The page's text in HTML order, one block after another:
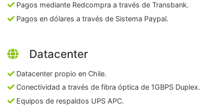
Pagos mediante Redcompra a través de Transbank.
Pagos en dólares a través de Sistema Paypal.
Datacenter
Datacenter propio en Chile.
Conectividad a través de fibra óptica de 1GBPS Duplex.
Equipos de respaldos UPS APC.